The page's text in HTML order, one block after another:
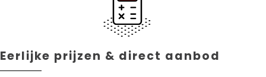
Eerlijke prijzen & direct aanbod